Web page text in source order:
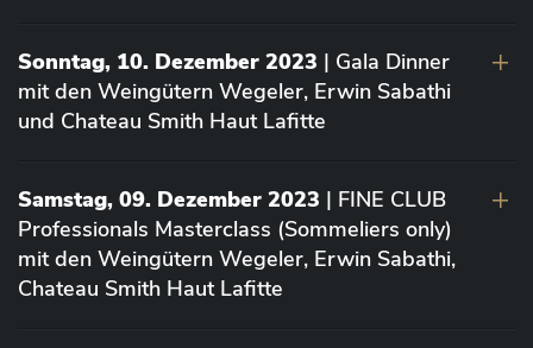
Sonntag, 10. Dezember 2023 | Gala Dinner
mit den Weingütern Wegeler, Erwin Sabathi
und Chateau Smith Haut Lafitte
Samstag, 09. Dezember 2023 | FINE CLUB
Professionals Masterclass (Sommeliers only)
mit den Weingütern Wegeler, Erwin Sabathi,
Chateau Smith Haut Lafitte